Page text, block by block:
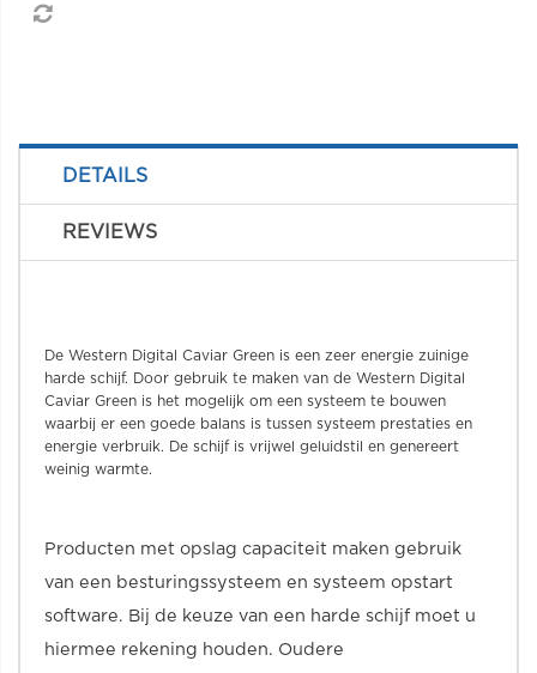
DETAILS
REVIEWS
De Western Digital Caviar Green is een zeer energie zuinige
harde schijf. Door gebruik te maken van de Western Digital
Caviar Green is het mogelijk om een systeem te bouwen
waarbij er een goede balans is tussen systeem prestaties en
energie verbruik. De schijf is vrijwel geluidstil en genereert
weinig warmte.
Producten met opslag capaciteit maken gebruik
van een besturingssysteem en systeem opstart
software. Bij de keuze van een harde schijf moet u
hiermee rekening houden. Oudere